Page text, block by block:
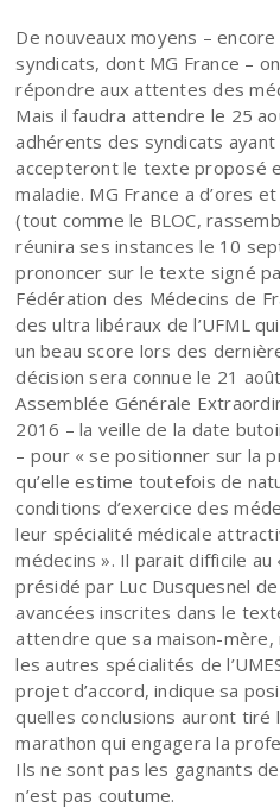
De nouveaux moyens –
syndicats, dont MG France –
répondre aux attentes des
Mais il faudra attendre le 25
adhérents des syndicats
accepteront le texte proposé
maladie. MG France a d’ores
(tout comme le BLOC,
réunira ses instances le 10
prononcer sur le texte signé
Fédération des Médecins de
des ultra libéraux de l’UFML
un beau score lors des
décision sera connue le 21
Assemblée Générale
2016 – la veille de la date
– pour « se positionner sur la
qu’elle estime toutefois de
conditions d’exercice des
leur spécialité médicale
médecins ». Il parait difficile
présidé par Luc Dusquesnel
avancées inscrites dans le
attendre que sa maison-
les autres spécialités de
projet d’accord, indique sa
quelles conclusions auront tiré
marathon qui engagera la
Ils ne sont pas les gagnants
n’est pas coutume.